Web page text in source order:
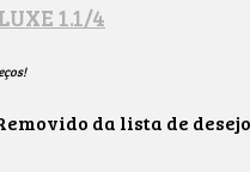
1.1/4
da lista de